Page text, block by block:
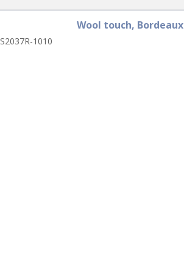
Wool touch, Bordeaux
S2037R-1010